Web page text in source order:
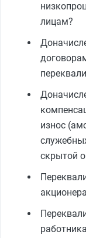
лицам?
износ
скрытой